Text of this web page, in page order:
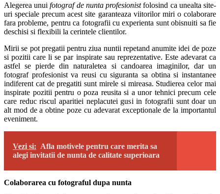
Alegerea unuifotograf de nunta profesionistfolosind ca unealta site-
uri speciale precum acest site garanteaza viitorilor miri o colaborare
fara probleme, pentru ca fotografii cu experienta sunt obisnuiti sa fie
deschisi si flexibili la cerintele clientilor.
Mirii se pot pregatii pentru ziua nuntii repetand anumite idei de poze
si pozitii care li se par inspirate sau reprezentative. Este adevarat ca
astfel se pierde din naturaletea si candoarea imaginilor, dar un
fotograf profesionist va reusi cu siguranta sa obtina si instantanee
indiferent cat de pregatiti sunt mirele si mireasa. Studierea celor mai
inspirate pozitii pentru o poza reusita si a unor tehnici precum cele
care reduc riscul aparitiei neplacutei gusi in fotografii sunt doar un
alt mod de a obtine poze cu adevarat exceptionale de la importantul
eveniment.
Vezi si: Afla motivele pentru care merita sa
alegi invitatii de nunta de calitate superioara
Colaborarea cu fotograful dupa nunta